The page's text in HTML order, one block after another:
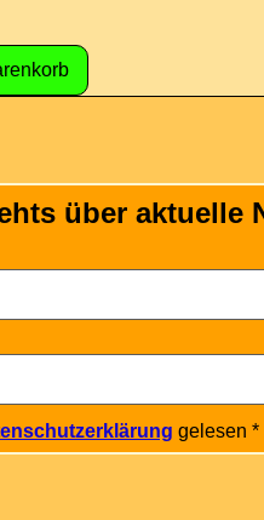
über aktuelle
gelesen *